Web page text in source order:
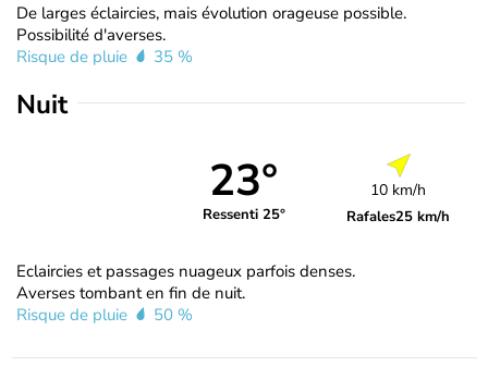
De larges éclaircies, mais évolution orageuse possible.
Possibilité d'averses.
Risque de pluie
35 %
Nuit
23°
Ressenti 25°
10 km/h
Rafales25 km/h
Eclaircies et passages nuageux parfois denses.
Averses tombant en fin de nuit.
Risque de pluie
50 %